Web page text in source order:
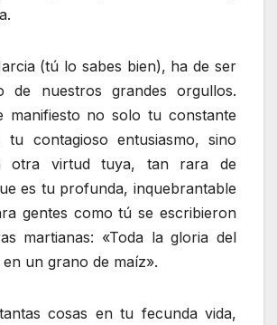
(tú lo sabes bien), ha de ser
de nuestros grandes orgullos.
manifiesto no solo tu constante
tu contagioso entusiasmo, sino
otra virtud tuya, tan rara de
es tu profunda, inquebrantable
gentes como tú se escribieron
martianas: «Toda la gloria del
un grano de maíz».
cosas en tu fecunda vida,